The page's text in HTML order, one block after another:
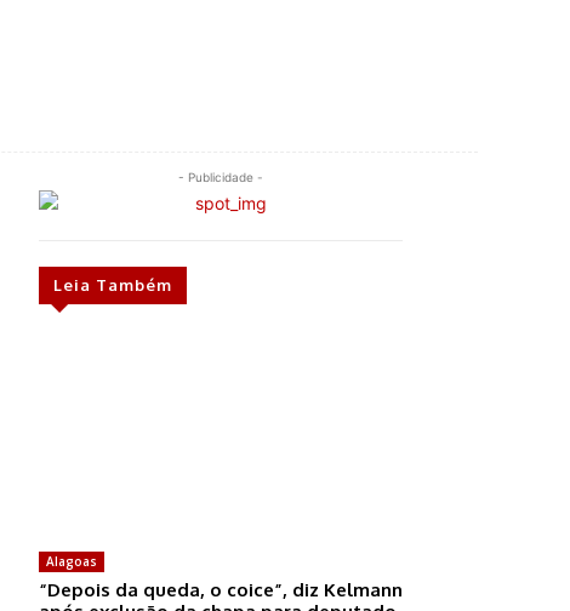
- Publicidade -
Leia Também
Alagoas
“Depois da queda, o coice”, diz Kelmann